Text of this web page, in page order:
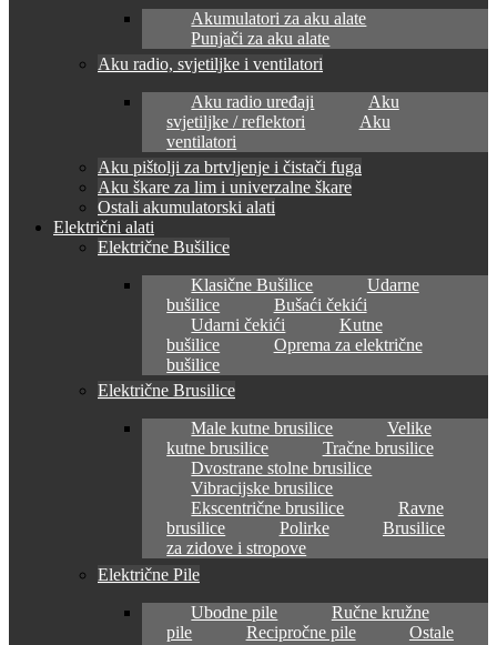
Akumulatori za aku alate
Punjači za aku alate
Aku radio, svjetiljke i ventilatori
Aku radio uređaji
Aku
svjetiljke / reflektori
Aku
ventilatori
Aku pištolji za brtvljenje i čistači fuga
Aku škare za lim i univerzalne škare
Ostali akumulatorski alati
Električni alati
Električne Bušilice
Klasične Bušilice
Udarne
bušilice
Bušaći čekići
Udarni čekići
Kutne
bušilice
Oprema za električne
bušilice
Električne Brusilice
Male kutne brusilice
Velike
kutne brusilice
Tračne brusilice
Dvostrane stolne brusilice
Vibracijske brusilice
Ekscentrične brusilice
Ravne
brusilice
Polirke
Brusilice
za zidove i stropove
Električne Pile
Ubodne pile
Ručne kružne
pile
Recipročne pile
Ostale